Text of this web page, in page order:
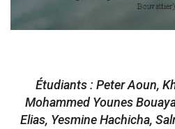
Étudiants : Peter Aoun,
Mohammed Younes
Elias, Yesmine Hachicha,